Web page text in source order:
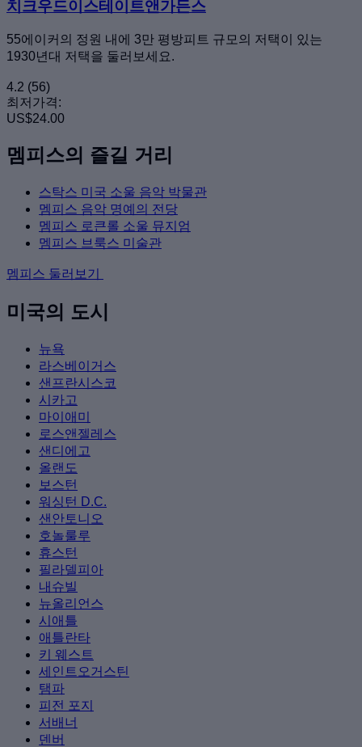
치크우드이스테이트앤가든스
55에이커의 정원 내에 3만 평방피트 규모의 저택이 있는
1930년대 저택을 둘러보세요.
4.2 (56)
최저가격:
US$24.00
멤피스의 즐길 거리
스탁스 미국 소울 음악 박물관
멤피스 음악 명예의 전당
멤피스 로큰롤 소울 뮤지엄
멤피스 브룩스 미술관
멤피스 둘러보기
미국의 도시
뉴욕
라스베이거스
샌프란시스코
시카고
마이애미
로스앤젤레스
샌디에고
올랜도
보스턴
워싱턴 D.C.
샌안토니오
호놀룰루
휴스턴
필라델피아
내슈빌
뉴올리언스
시애틀
애틀란타
키 웨스트
세인트오거스틴
탬파
피전 포지
서배너
덴버